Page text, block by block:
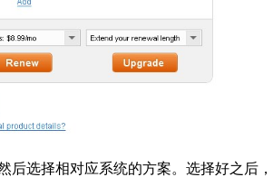
后选择相对应系统的方案。选择好之后，